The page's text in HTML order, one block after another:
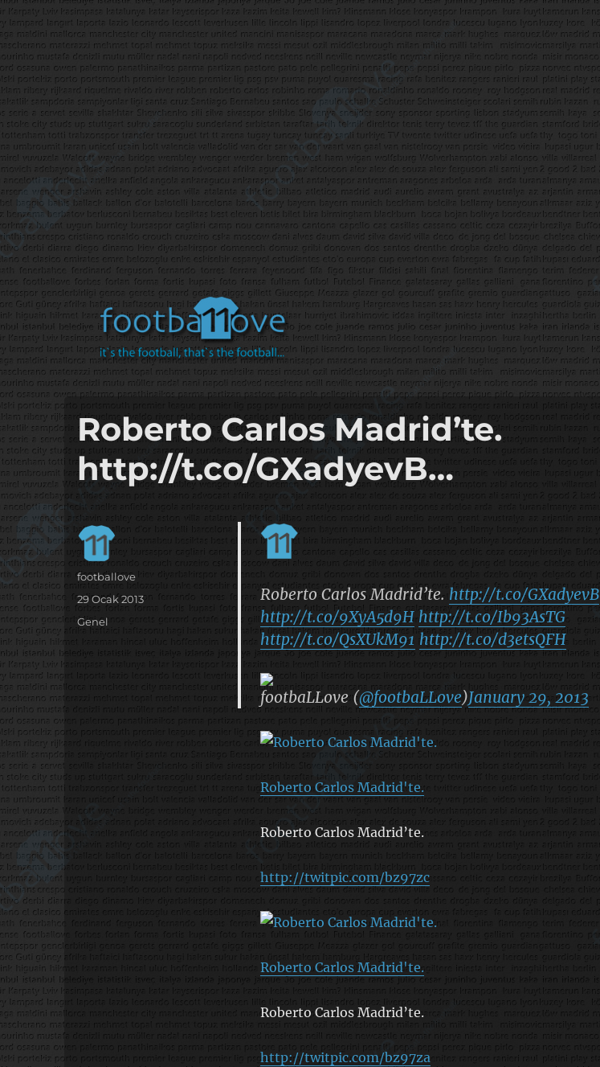
footbaLLove
it's the football, that's the football…
Roberto Carlos Madrid’te.
http://t.co/GXadyevB…
Roberto Carlos Madrid’te. http://t.co/GXadyevB
http://t.co/9XyA5d9H http://t.co/Ib93AsTG
http://t.co/QsXUkM91 http://t.co/d3etsQFH
footbaLLove (@footbaLLove)January 29, 2013
Roberto Carlos Madrid'te.
Roberto Carlos Madrid’te.
http://twitpic.com/bz97zc
Roberto Carlos Madrid'te.
Roberto Carlos Madrid’te.
http://twitpic.com/bz97za
Yazar
footballove
Yayın
tarihi
29 Ocak 2013
Kategoriler
Genel